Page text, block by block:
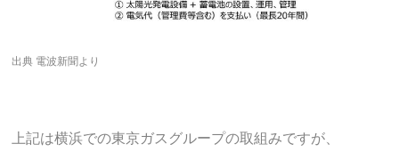
出典 電波新聞より
上記は横浜での東京ガスグループの取組みですが、